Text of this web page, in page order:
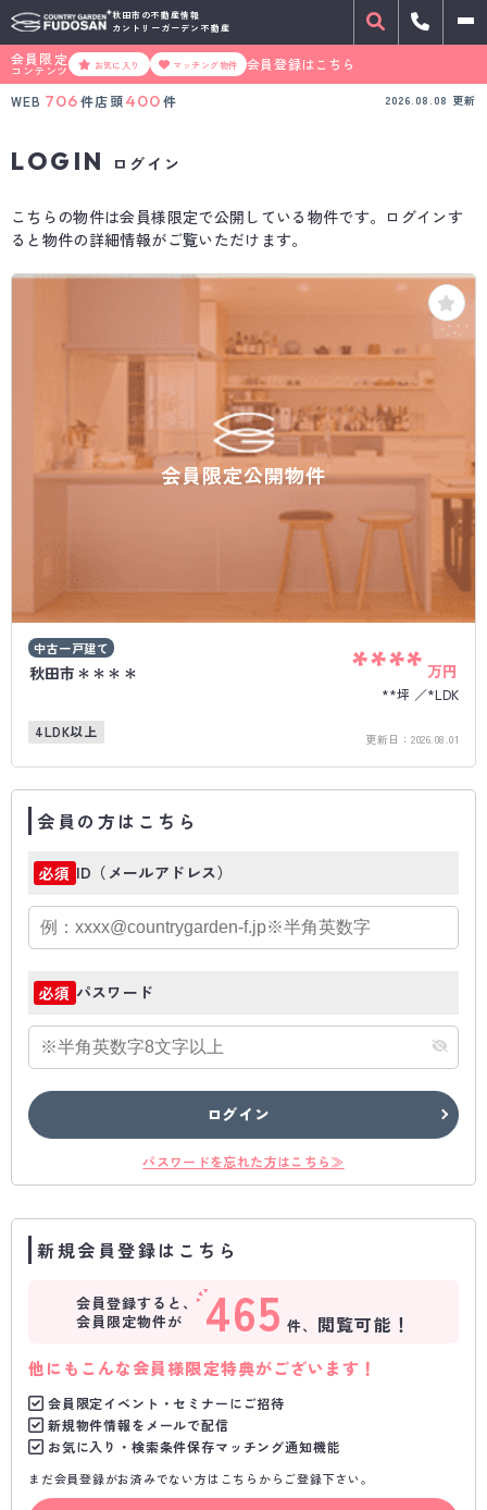
秋田市の不動産情報
カントリーガーデン不動産
会員限定
コンテンツ お気に入り マッチング物件
会員登録はこちら
WEB 706件店頭400 件 2026.08.08 更新
LOGIN ログイン
こちらの物件は会員様限定で公開している物件です。ログインす
ると物件の詳細情報がご覧いただけます。
会員限定公開物件
中古一戸建て
秋田市＊＊＊＊ **** 万円
**坪
*LDK
4LDK以上
更新日： 2026.08.01
会員の方はこちら
必須 ID（メールアドレス）
必須 パスワード
ログイン
パスワードを忘れた方はこちら≫
新規会員登録はこちら
会員登録すると、
会員限定物件が
465 件、 閲覧可能！
他にもこんな会員様限定特典がございます！
会員限定イベント・セミナーにご招待
新規物件情報をメールで配信
お気に入り・検索条件保存マッチング通知機能
まだ会員登録がお済みでない方はこちらからご登録下さい。